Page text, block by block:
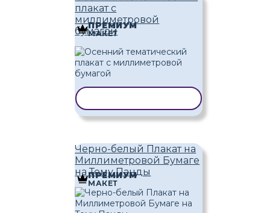
плакат с
миллиметровой
бумагой
ПРЕМИУМ
МАКЕТ
Черно-белый Плакат на
Миллиметровой Бумаге
на Тему Панды
ПРЕМИУМ
МАКЕТ